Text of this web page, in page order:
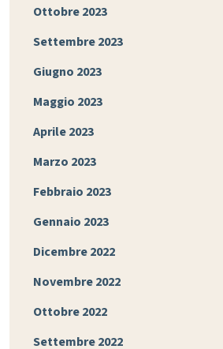
Ottobre 2023
Settembre 2023
Giugno 2023
Maggio 2023
Aprile 2023
Marzo 2023
Febbraio 2023
Gennaio 2023
Dicembre 2022
Novembre 2022
Ottobre 2022
Settembre 2022